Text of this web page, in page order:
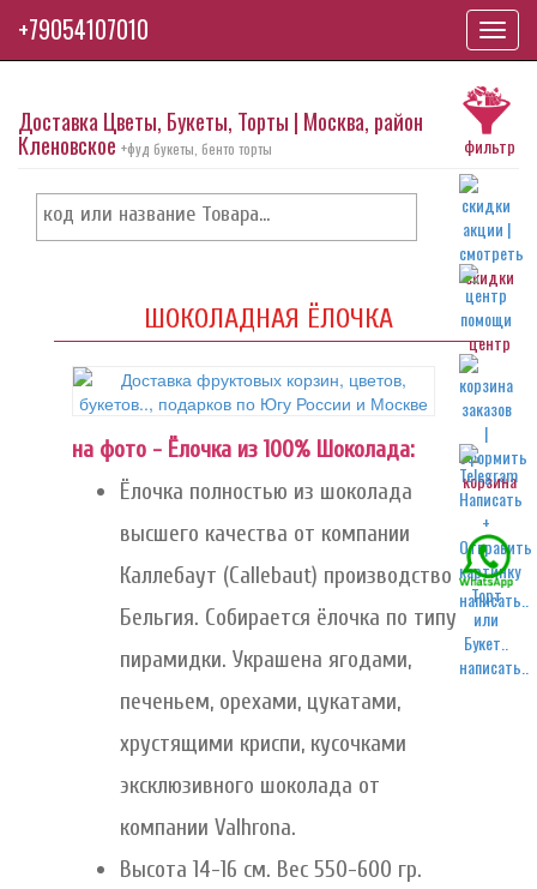
фильтр
скидки
центр
корзина
написать..
написать..
Доставка Цветы, Букеты, Торты | Москва, район
Кленовское +фуд букеты, бенто торты
ШОКОЛАДНАЯ ЁЛОЧКА
на фото - Ёлочка из 100% Шоколада:
Ёлочка полностью из шоколада
высшего качества от компании
Каллебаут (Callebaut) производство
Бельгия. Собирается ёлочка по типу
пирамидки. Украшена ягодами,
печеньем, орехами, цукатами,
хрустящими криспи, кусочками
эксклюзивного шоколада от
компании Valhrona.
Высота 14-16 см. Вес 550-600 гр.
+79054107010